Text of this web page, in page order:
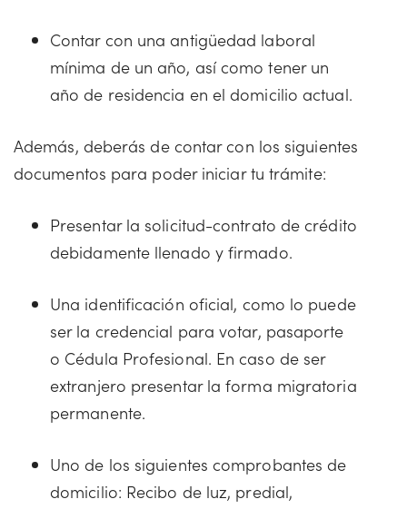
Contar con una antigüedad laboral
mínima de un año, así como tener un
año de residencia en el domicilio actual.
Además, deberás de contar con los siguientes
documentos para poder iniciar tu trámite:
Presentar la solicitud-contrato de crédito
debidamente llenado y firmado.
Una identificación oficial, como lo puede
ser la credencial para votar, pasaporte
o Cédula Profesional. En caso de ser
extranjero presentar la forma migratoria
permanente.
Uno de los siguientes comprobantes de
domicilio: Recibo de luz, predial,